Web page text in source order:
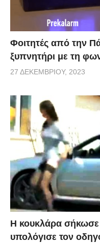
Φοιτητές από την
ξυπνητήρι με τη
27 ΔΕΚΕΜΒΡΊΟΥ, 2023
Η κουκλάρα
υπολόγισε τον